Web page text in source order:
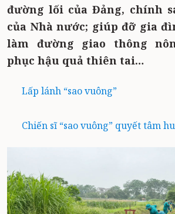
đường lối của Đảng, chính
của Nhà nước; giúp đỡ gia
làm đường giao thông
phục hậu quả thiên tai…
Lấp lánh “sao vuông”
Chiến sĩ “sao vuông” quyết tâm